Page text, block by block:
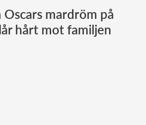
Norska kungahuset
Danska kungahuset
Oscars mardröm på
hårt mot familjen